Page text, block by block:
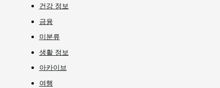
건강 정보
금융
미분류
생활 정보
아카이브
여행